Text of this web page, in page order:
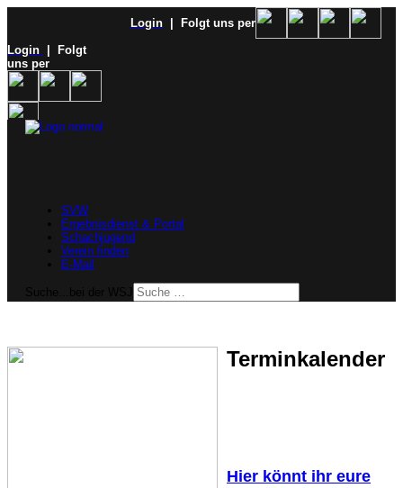
Login
| Folgt uns per
Login
| Folgt
uns per
SVW
Ergebnisdienst & Portal
Schachjugend
Verein finden
E-Mail
Terminkalender
Hier könnt ihr eure